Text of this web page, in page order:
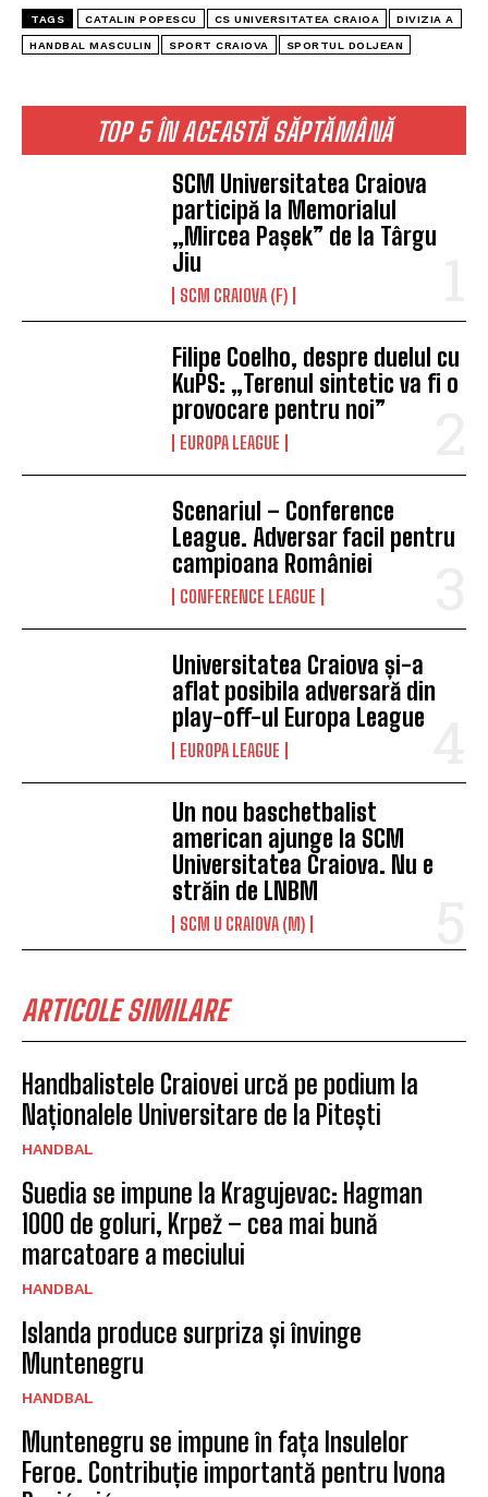
TOP 5 ÎN ACEASTĂ SĂPTĂMÂNĂ
SCM Universitatea Craiova
participă la Memorialul
„Mircea Pașek” de la Târgu
Jiu
SCM CRAIOVA (F)
Filipe Coelho, despre duelul cu
KuPS: „Terenul sintetic va fi o
provocare pentru noi”
EUROPA LEAGUE
Scenariul – Conference
League. Adversar facil pentru
campioana României
CONFERENCE LEAGUE
Universitatea Craiova și-a
aflat posibila adversară din
play-off-ul Europa League
EUROPA LEAGUE
Un nou baschetbalist
american ajunge la SCM
Universitatea Craiova. Nu e
străin de LNBM
SCM U CRAIOVA (M)
ARTICOLE SIMILARE
Handbalistele Craiovei urcă pe podium la
Naționalele Universitare de la Pitești
HANDBAL
Suedia se impune la Kragujevac: Hagman
1000 de goluri, Krpež – cea mai bună
marcatoare a meciului
HANDBAL
Islanda produce surpriza și învinge
Muntenegru
HANDBAL
Muntenegru se impune în fața Insulelor
Feroe. Contribuție importantă pentru Ivona
TAGS CATALIN POPESCU CS UNIVERSITATEA CRAIOA DIVIZIA A
HANDBAL MASCULIN SPORT CRAIOVA SPORTUL DOLJEAN